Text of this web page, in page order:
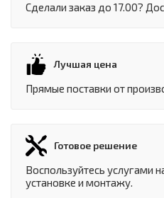
Сделали заказ до 17.00?
Лучшая цена
Прямые поставки от
Готовое решение
Воспользуйтесь услугами
установке и монтажу.